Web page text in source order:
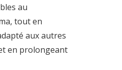
au
tout en
aux autres
en prolongeant